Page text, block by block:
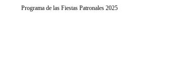
Programa de las Fiestas Patronales 2025